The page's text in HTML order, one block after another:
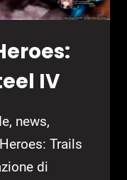
IV
news,
Trails
di